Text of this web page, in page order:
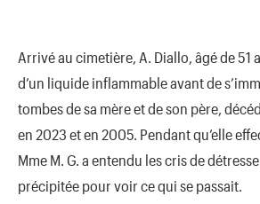
Arrivé au cimetière, A. Diallo, âgé de 51
d’un liquide inflammable avant de
tombes de sa mère et de son père,
en 2023 et en 2005. Pendant qu’elle
Mme M. G. a entendu les cris de
précipitée pour voir ce qui se passait.